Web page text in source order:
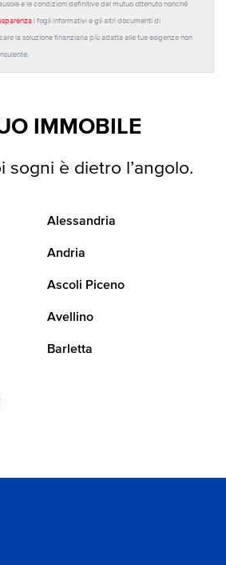
e le condizioni definitive del mutuo ottenuto nonché
i fogli informativi e gli altri documenti di
la soluzione finanziaria più adatta alle tue esigenze non
IMMOBILE
sogni è dietro l’angolo.
Alessandria
Andria
Ascoli Piceno
Avellino
Barletta